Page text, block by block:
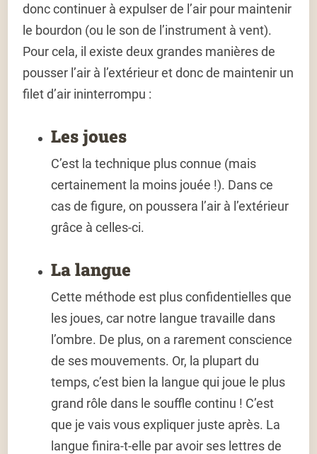
donc continuer à expulser de l’air pour maintenir
le bourdon (ou le son de l’instrument à vent).
Pour cela, il existe deux grandes manières de
pousser l’air à l’extérieur et donc de maintenir un
filet d’air ininterrompu :
Les joues
C’est la technique plus connue (mais
certainement la moins jouée !). Dans ce
cas de figure, on poussera l’air à l’extérieur
grâce à celles-ci.
La langue
Cette méthode est plus confidentielles que
les joues, car notre langue travaille dans
l’ombre. De plus, on a rarement conscience
de ses mouvements. Or, la plupart du
temps, c’est bien la langue qui joue le plus
grand rôle dans le souffle continu ! C’est
que je vais vous expliquer juste après. La
langue finira-t-elle par avoir ses lettres de